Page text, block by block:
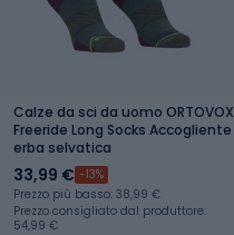
Calze da sci da uomo ORTOVOX
Freeride Long Socks Accogliente
erba selvatica
33,99 € -13%
Prezzo più basso: 38,99 €
Prezzo consigliato dal produttore:
54,99 €